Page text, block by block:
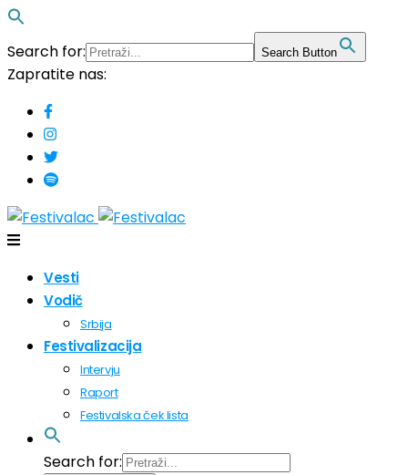
Search for: Search Button
Zapratite nas:
Vesti
Vodič
Srbija
Festivalizacija
Intervju
Raport
Festivalska ček lista
Search for: